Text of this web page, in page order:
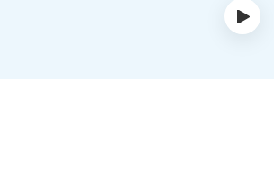
›